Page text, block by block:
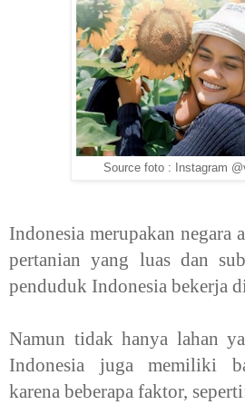
Source foto : Instagram
Indonesia merupakan negara
pertanian yang luas dan
penduduk Indonesia bekerja
Namun tidak hanya lahan
Indonesia juga memiliki
karena beberapa faktor,